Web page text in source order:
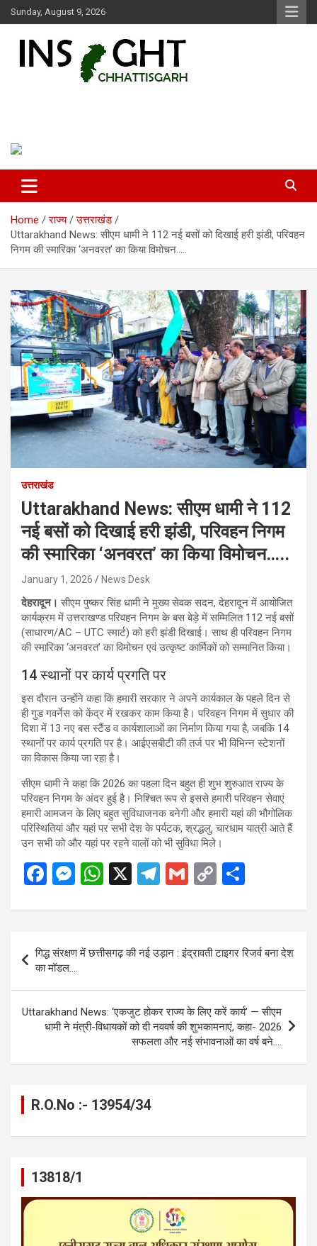
Skip
to
Sunday, August 9, 2026
Home राज्य
उत्तराखंड
Uttarakhand News: सीएम धामी ने 112 नई बसों को दिखाई हरी झंडी, परिवहन
निगम की स्मारिका ‘अनवरत’ का किया विमोचन…..
उत्तराखंड
Uttarakhand News: सीएम धामी ने 112
नई बसों को दिखाई हरी झंडी, परिवहन निगम
की स्मारिका ‘अनवरत’ का किया विमोचन…..
January 1, 2026 News Desk
देहरादून।सीएम पुष्कर सिंह धामी ने मुख्य सेवक सदन, देहरादून में आयोजित
कार्यक्रम में उत्तराखण्ड परिवहन निगम के बस बेड़े में सम्मिलित 112 नई बसों
(साधारण/AC – UTC स्मार्ट) को हरी झंडी दिखाई। साथ ही परिवहन निगम
की स्मारिका ‘अनवरत’ का विमोचन एवं उत्कृष्ट कार्मिकों को सम्मानित किया।
14 स्थानों पर कार्य प्रगति पर
इस दौरान उन्होंने कहा कि हमारी सरकार ने अपने कार्यकाल के पहले दिन से
ही गुड गवर्नेस को केंद्र में रखकर काम किया है। परिवहन निगम में सुधार की
दिशा में 13 नए बस स्टैंड व कार्यशालाओं का निर्माण किया गया है, जबकि 14
स्थानों पर कार्य प्रगति पर है। आईएसबीटी की तर्ज पर भी विभिन्न स्टेशनों
का विकास किया जा रहा है।
सीएम धामी ने कहा कि 2026 का पहला दिन बहुत ही शुभ शुरुआत राज्य के
परिवहन निगम के अंदर हुई है। निश्चित रूप से इससे हमारी परिवहन सेवाएं
हमारी आमजन के लिए बहुत सुविधाजनक बनेगी और हमारी यहां की भौगोलिक
परिस्थितियां और यहां पर सभी देश के पर्यटक, श्रद्धलु, चारधाम यात्री आते हैं
उन सभी को और यहां पर रहने वालों को भी सुविधा मिले।
F
ce
b
o
o
k
M
se
n
g
er
W
at
s
A
p
p
X
T
e
a
m
G
ail
C
py
n
k
ar
e
navigation
गिद्ध संरक्षण में छत्तीसगढ़ की नई उड़ान : इंद्रावती टाइगर रिजर्व बना देश
का मॉडल….
Uttarakhand News: ‘एकजुट होकर राज्य के लिए करें कार्य’ — सीएम
धामी ने मंत्री-विधायकों को दी नववर्ष की शुभकामनाएं, कहा- 2026
सफलता और नई संभावनाओं का वर्ष बने….
R.O.No :- 13954/34
13818/1